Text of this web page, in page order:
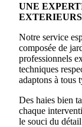
UNE
EXTERIEURS
Notre service
composée de
professionnels
techniques
adaptons à tous
Des haies bien
chaque
le souci du